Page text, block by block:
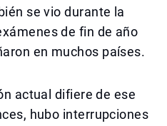
se vio durante la
de fin de año
en muchos países.
actual difiere de ese
hubo interrupciones